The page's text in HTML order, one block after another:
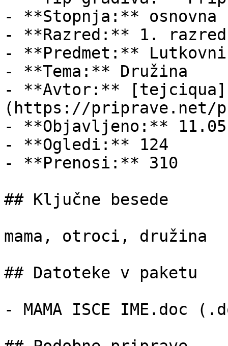
- **Stopnja:** osnovna
- **Razred:** 1. razred
- **Predmet:**
- **Tema:** Družina
- **Avtor:** [tejciqua]
(https://
- **Objavljeno:**
- **Ogledi:** 124
- **Prenosi:** 310
## Ključne besede
mama, otroci, družina
## Datoteke v paketu
- MAMA ISCE IME.doc